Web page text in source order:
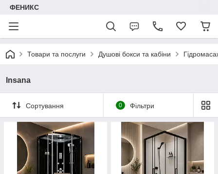
ФЕНИКС
Товари та послуги Душові бокси та кабіни
Insana
Сортування 0 Фільтри